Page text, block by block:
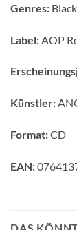
Genres:
Label: AOP
Künstler:
Format:CD
EAN:
DAS